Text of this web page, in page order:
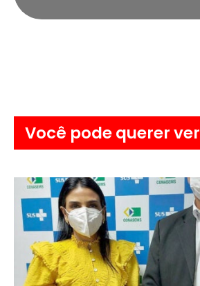
Você pode querer ver